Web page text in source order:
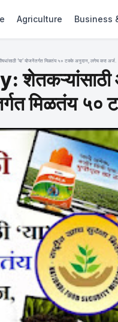
Agriculture Business
‘या’ योजनेंतर्गत मिळतंय ५० टक्के अनुदान, लगेच करा अर्ज.
मिळतंय